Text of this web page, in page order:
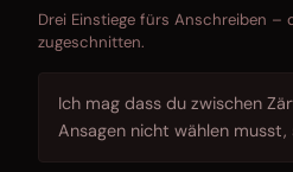
Drei Einstiege fürs Anschreiben –
zugeschnitten.
Ich mag dass du zwischen
Ansagen nicht wählen